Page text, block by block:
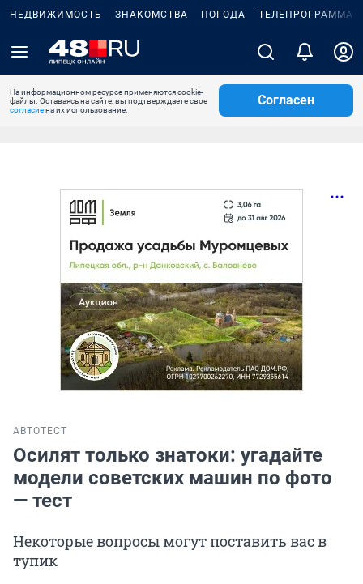
НЕДВИЖИМОСТЬ ЗНАКОМСТВА ПОГОДА ТЕЛЕПРОГРАММА
На информационном ресурсе применяются cookie-
файлы. Оставаясь на сайте, вы подтверждаете свое
согласиена их использование.
Согласен
АВТОТЕСТ
Осилят только знатоки: угадайте
модели советских машин по фото
— тест
Некоторые вопросы могут поставить вас в
тупик